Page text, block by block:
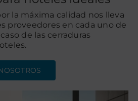
la máxima calidad nos lleva
proveedores en cada uno de
de las cerraduras